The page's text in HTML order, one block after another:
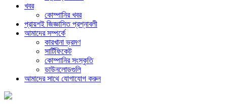
খবর
কোম্পানির খবর
প্রায়শই জিজ্ঞাসিত প্রশ্নাবলী
আমাদের সম্পর্কে
কারখানা ভ্রমণ
সার্টিফিকেট
কোম্পানির সংস্কৃতি
ডাউনলোডগুলি
আমাদের সাথে যোগাযোগ করুন